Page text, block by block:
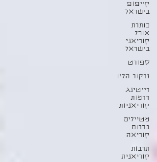
קייפופ
בישראל
כותרת
אוכל
קוריאני
בישראל
ספורט
זרקור הליו
רייטינג
דרמות
קוריאניות
מטיילים
בדרום
קוריאה
תרבות
קוריאנית